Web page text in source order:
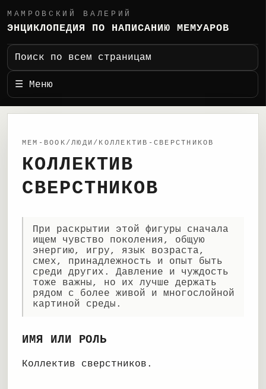
МАМРОВСКИЙ ВАЛЕРИЙ
ЭНЦИКЛОПЕДИЯ ПО НАПИСАНИЮ МЕМУАРОВ
Поиск по всем страницам
☰ Меню
MEM-BOOK/ЛЮДИ/КОЛЛЕКТИВ-СВЕРСТНИКОВ
КОЛЛЕКТИВ
СВЕРСТНИКОВ
При раскрытии этой фигуры сначала
ищем чувство поколения, общую
энергию, игру, язык возраста,
смех, принадлежность и опыт быть
среди других. Давление и чуждость
тоже важны, но их лучше держать
рядом с более живой и многослойной
картиной среды.
ИМЯ ИЛИ РОЛЬ
Коллектив сверстников.